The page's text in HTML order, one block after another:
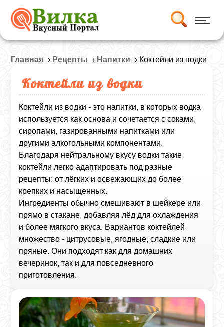
Главная › Рецепты › Напитки › Коктейли из водки
Коктейли из водки
Коктейли из водки - это напитки, в которых водка
используется как основа и сочетается с соками,
сиропами, газированными напитками или
другими алкогольными компонентами.
Благодаря нейтральному вкусу водки такие
коктейли легко адаптировать под разные
рецепты: от лёгких и освежающих до более
крепких и насыщенных.
Ингредиенты обычно смешивают в шейкере или
прямо в стакане, добавляя лёд для охлаждения
и более мягкого вкуса. Вариантов коктейлей
множество - цитрусовые, ягодные, сладкие или
пряные. Они подходят как для домашних
вечеринок, так и для повседневного
приготовления.